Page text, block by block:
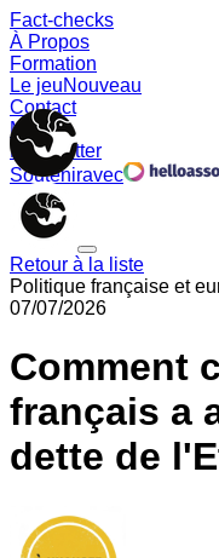
Fact-checks
À Propos
Formation
Le jeuNouveau
Contact
Memes
Newsletter
Souteniravec
Retour à la liste
Politique française et
07/07/2026
Comment
français a
dette de